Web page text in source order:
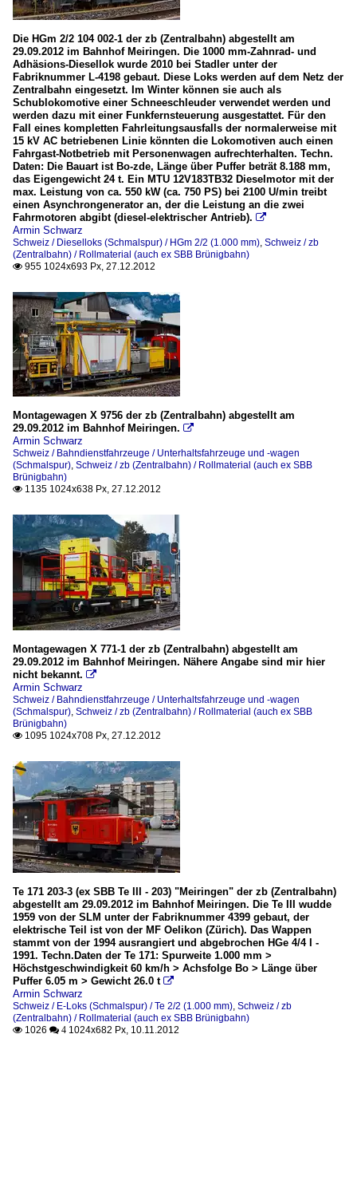
Die HGm 2/2 104 002-1 der zb (Zentralbahn) abgestellt am
29.09.2012 im Bahnhof Meiringen. Die 1000 mm-Zahnrad- und
Adhäsions-Diesellok wurde 2010 bei Stadler unter der
Fabriknummer L-4198 gebaut. Diese Loks werden auf dem Netz der
Zentralbahn eingesetzt. Im Winter können sie auch als
Schublokomotive einer Schneeschleuder verwendet werden und
werden dazu mit einer Funkfernsteuerung ausgestattet. Für den
Fall eines kompletten Fahrleitungsausfalls der normalerweise mit
15 kV AC betriebenen Linie könnten die Lokomotiven auch einen
Fahrgast-Notbetrieb mit Personenwagen aufrechterhalten. Techn.
Daten: Die Bauart ist Bo-zde, Länge über Puffer beträt 8.188 mm,
das Eigengewicht 24 t. Ein MTU 12V183TB32 Dieselmotor mit der
max. Leistung von ca. 550 kW (ca. 750 PS) bei 2100 U/min treibt
einen Asynchrongenerator an, der die Leistung an die zwei
Fahrmotoren abgibt (diesel-elektrischer Antrieb). 
Armin Schwarz
Schweiz / Dieselloks (Schmalspur) / HGm 2/2 (1.000 mm) Schweiz / zb
(Zentralbahn) / Rollmaterial (auch ex SBB Brünigbahn)
 955 1024x693 Px, 27.12.2012
Montagewagen X 9756 der zb (Zentralbahn) abgestellt am
29.09.2012 im Bahnhof Meiringen. 
Armin Schwarz
Schweiz / Bahndienstfahrzeuge / Unterhaltsfahrzeuge und -wagen
(Schmalspur) Schweiz / zb (Zentralbahn) / Rollmaterial (auch ex SBB
Brünigbahn)
 1135 1024x638 Px, 27.12.2012
Montagewagen X 771-1 der zb (Zentralbahn) abgestellt am
29.09.2012 im Bahnhof Meiringen. Nähere Angabe sind mir hier
nicht bekannt. 
Armin Schwarz
Schweiz / Bahndienstfahrzeuge / Unterhaltsfahrzeuge und -wagen
(Schmalspur) Schweiz / zb (Zentralbahn) / Rollmaterial (auch ex SBB
Brünigbahn)
 1095 1024x708 Px, 27.12.2012
Te 171 203-3 (ex SBB Te III - 203) "Meiringen" der zb (Zentralbahn)
abgestellt am 29.09.2012 im Bahnhof Meiringen. Die Te III wudde
1959 von der SLM unter der Fabriknummer 4399 gebaut, der
elektrische Teil ist von der MF Oelikon (Zürich). Das Wappen
stammt von der 1994 ausrangiert und abgebrochen HGe 4/4 I -
1991. Techn.Daten der Te 171: Spurweite 1.000 mm >
Höchstgeschwindigkeit 60 km/h > Achsfolge Bo > Länge über
Puffer 6.05 m > Gewicht 26.0 t 
Armin Schwarz
Schweiz / E-Loks (Schmalspur) / Te 2/2 (1.000 mm) Schweiz / zb
(Zentralbahn) / Rollmaterial (auch ex SBB Brünigbahn)
 1026  4 1024x682 Px, 10.11.2012